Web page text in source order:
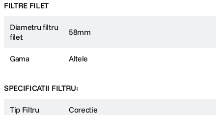
FILTRE FILET
Diametru filtru
filet
58mm
Gama Altele
SPECIFICATII FILTRU:
Tip Filtru Corectie